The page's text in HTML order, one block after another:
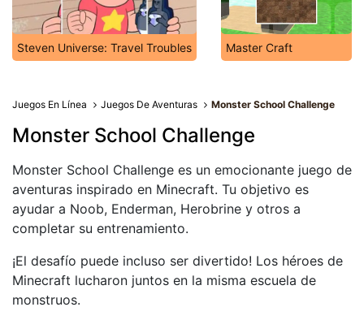
Steven Universe: Travel Troubles Master Craft
Juegos En Línea Juegos De Aventuras Monster School Challenge
Monster School Challenge
Monster School Challenge es un emocionante juego de
aventuras inspirado en Minecraft. Tu objetivo es
ayudar a Noob, Enderman, Herobrine y otros a
completar su entrenamiento.
¡El desafío puede incluso ser divertido! Los héroes de
Minecraft lucharon juntos en la misma escuela de
monstruos.